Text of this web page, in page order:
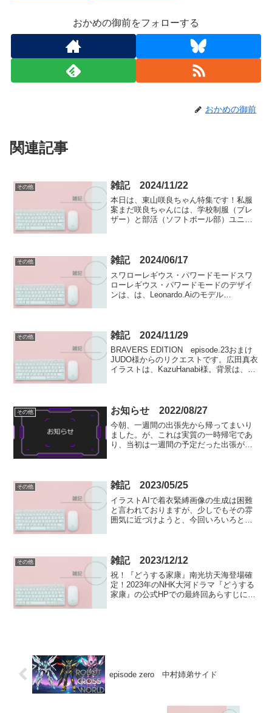
おかめの御前をフォローする
おかめの御前
関連記事
その他 雑記 2024/11/22
本日は、東山咲良ちゃん特集です！私服
案まだ咲良ちゃんには、学校制服（ブレ
ザー）と部活（ソフトボール部）ユニフ
ニ...
その他 雑記 2024/06/17
スワローレギウス・パワードモードスワ
ローレギウス・パワードモードのデザイ
ンは、は、Leonardo.Aiのモデル
ロー...
その他 雑記 2024/11/29
BRAVERS EDITION episode.23おまけ
JUDO様からのリクエストです。広田真衣
イラストは、KazuHanabi様。背景は、
その他 お知らせ 2022/08/27
今朝、一週間の出張先から帰ってまいり
ました。が、これは実質の一時帰宅であ
り、当初は一週間の予定だった出張がさ
ｼｸｼｸ…）。ま...
その他 雑記 2023/05/25
イラストAIで着衣緊縛画像の生成は困難
と言われておりますが、少しでもその雰
囲気に近づけようと、今回いろいろと試
その他 雑記 2023/12/12
祝！『どうする家康』南光坊天海登場確
定！2023年のNHK大河ドラマ『どうする
家康』の公式HPでの最終回あらすじに
episode zero 中村姉弟サイド